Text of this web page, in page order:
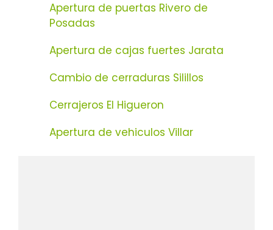
Apertura de puertas Rivero de
Posadas
Apertura de cajas fuertes Jarata
Cambio de cerraduras Silillos
Cerrajeros El Higueron
Apertura de vehiculos Villar